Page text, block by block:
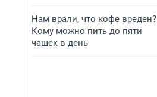
Нам врали, что кофе вреден?
Кому можно пить до пяти
чашек в день